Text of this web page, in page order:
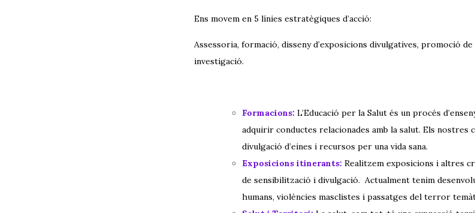
Ens movem en 5 línies estratègiques d’acció:
Assessoria, formació, disseny d’exposicions divulgatives, promoció
investigació.
Formacions: L’Educació per la Salut és un procés
adquirir conductes relacionades amb la salut. Els nostres
divulgació d’eines i recursos per una vida sana.
Exposicions itinerants: Realitzem exposicions i altres
de sensibilització i divulgació. Actualment tenim
humans, violències masclistes i passatges del terror